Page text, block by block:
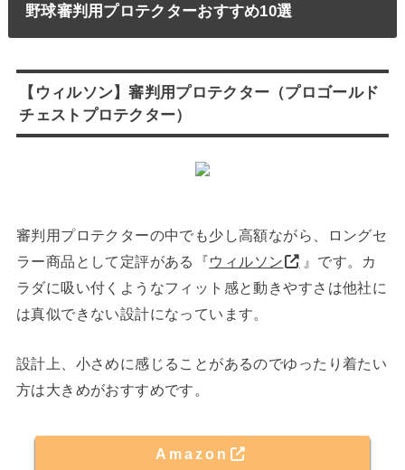
野球審判用プロテクターおすすめ10選
【ウィルソン】審判用プロテクター（プロゴールド
チェストプロテクター）
審判用プロテクターの中でも少し高額ながら、ロングセ
ラー商品として定評がある『ウィルソン
』です。カ
ラダに吸い付くようなフィット感と動きやすさは他社に
は真似できない設計になっています。
設計上、小さめに感じることがあるのでゆったり着たい
方は大きめがおすすめです。
Amazon